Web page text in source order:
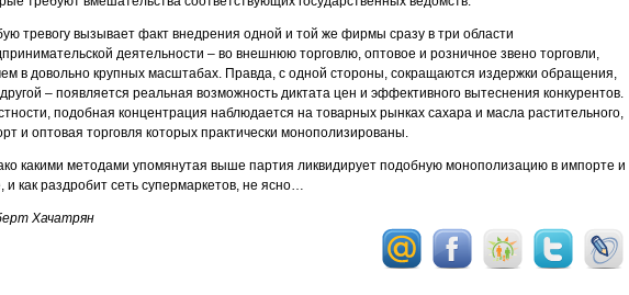
тревогу вызывает факт внедрения одной и той же фирмы сразу в три области
деятельности – во внешнюю торговлю, оптовое и розничное звено торговли,
в довольно крупных масштабах. Правда, с одной стороны, сокращаются издержки обращения,
– появляется реальная возможность диктата цен и эффективного вытеснения конкурентов.
подобная концентрация наблюдается на товарных рынках сахара и масла растительного,
и оптовая торговля которых практически монополизированы.
какими методами упомянутая выше партия ликвидирует подобную монополизацию в импорте и
и как раздробит сеть супермаркетов, не ясно…
Хачатрян